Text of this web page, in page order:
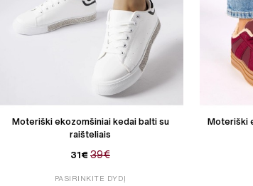
Moteriški ekozomšiniai kedai balti su
raišteliais
31€ 39€
PASIRINKITE DYDĮ
Moteriški